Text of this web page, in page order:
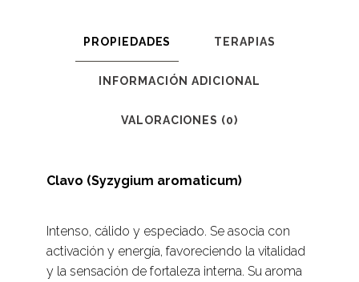
PROPIEDADES TERAPIAS
INFORMACIÓN ADICIONAL
VALORACIONES (0)
Clavo (Syzygium aromaticum)
Intenso, cálido y especiado. Se asocia con
activación y energía, favoreciendo la vitalidad
y la sensación de fortaleza interna. Su aroma